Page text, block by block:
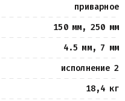
приварное
150 мм, 250 мм
4.5 мм, 7 мм
исполнение 2
18,4 кг